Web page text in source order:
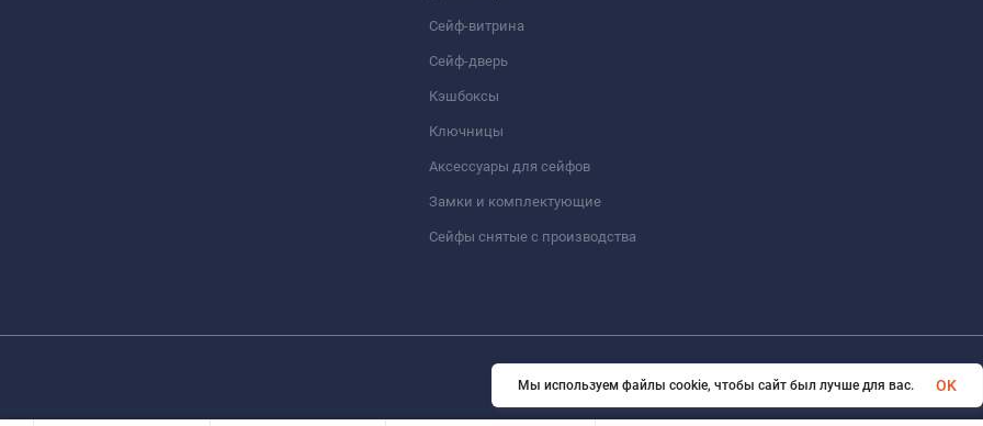
Сейф-витрина
Сейф-дверь
Кэшбоксы
Ключницы
Аксессуары для сейфов
Замки и комплектующие
Сейфы снятые с производства
© 2026 Format-safe.ru Все права защищены
Мы используем файлы cookie, чтобы сайт был лучше для вас. OK